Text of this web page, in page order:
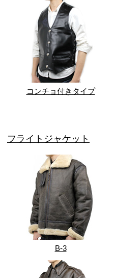
コンチョ付きタイプ
フライトジャケット
B-3